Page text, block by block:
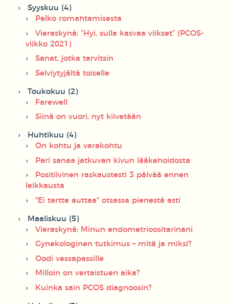
Syyskuu (4)
Pelko romahtamisesta
Vieraskynä: ”Hyi, sulla kasvaa viikset” (PCOS-
viikko 2021)
Sanat, jotka tarvitsin
Selviytyjältä toiselle
Toukokuu (2)
Farewell
Siinä on vuori, nyt kiivetään
Huhtikuu (4)
On kohtu ja varakohtu
Pari sanaa jatkuvan kivun lääkehoidosta
Positiivinen raskaustesti 3 päivää ennen
leikkausta
"Ei tartte auttaa" otsassa pienestä asti
Maaliskuu (5)
Vieraskynä: Minun endometrioositarinani
Gynekologinen tutkimus – mitä ja miksi?
Oodi vessapassille
Milloin on vertaistuen aika?
Kuinka sain PCOS diagnoosin?